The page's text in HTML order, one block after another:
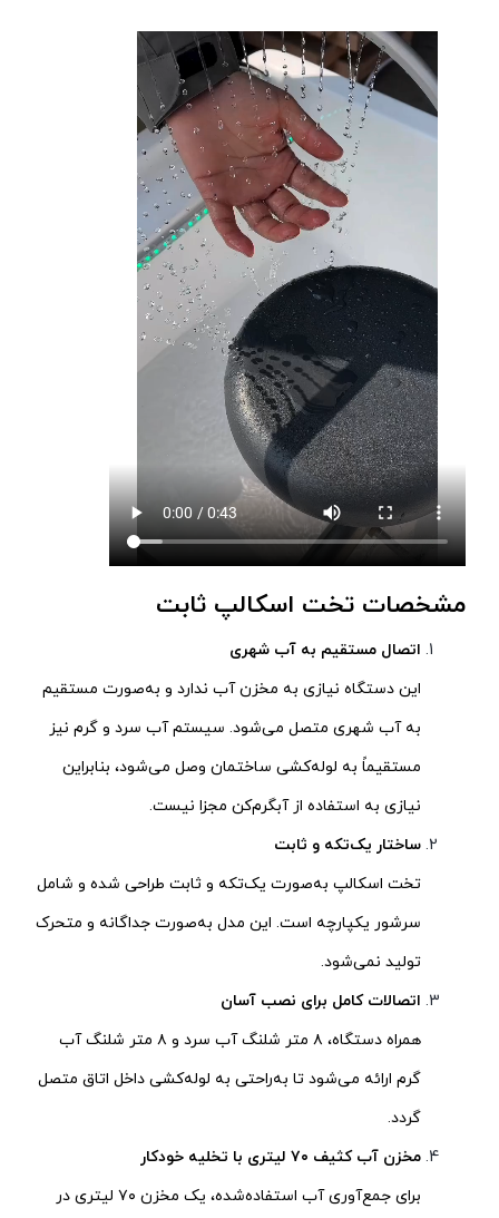
مشخصات تخت اسکالپ ثابت
اتصال مستقیم به آب شهری
این دستگاه نیازی به مخزن آب ندارد و به‌صورت مستقیم
به آب شهری متصل می‌شود. سیستم آب سرد و گرم نیز
مستقیماً به لوله‌کشی ساختمان وصل می‌شود، بنابراین
نیازی به استفاده از آبگرم‌کن مجزا نیست.
ساختار یک‌تکه و ثابت
تخت اسکالپ به‌صورت یک‌تکه و ثابت طراحی شده و شامل
سرشور یکپارچه است. این مدل به‌صورت جداگانه و متحرک
تولید نمی‌شود.
اتصالات کامل برای نصب آسان
همراه دستگاه، ۸ متر شلنگ آب سرد و ۸ متر شلنگ آب
گرم ارائه می‌شود تا به‌راحتی به لوله‌کشی داخل اتاق متصل
گردد.
مخزن آب کثیف ۷۰ لیتری با تخلیه خودکار
برای جمع‌آوری آب استفاده‌شده، یک مخزن ۷۰ لیتری در